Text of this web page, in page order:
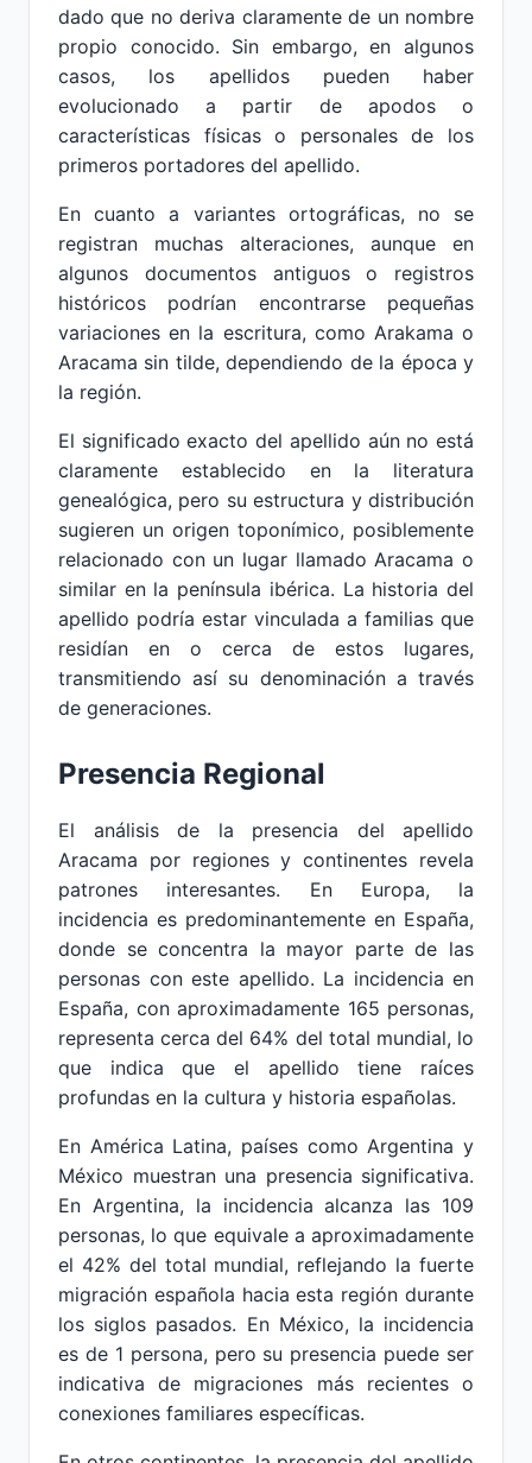
dado que no deriva claramente de un nombre
propio conocido. Sin embargo, en algunos
casos, los apellidos pueden haber
evolucionado a partir de apodos o
características físicas o personales de los
primeros portadores del apellido.
En cuanto a variantes ortográficas, no se
registran muchas alteraciones, aunque en
algunos documentos antiguos o registros
históricos podrían encontrarse pequeñas
variaciones en la escritura, como Arakama o
Aracama sin tilde, dependiendo de la época y
la región.
El significado exacto del apellido aún no está
claramente establecido en la literatura
genealógica, pero su estructura y distribución
sugieren un origen toponímico, posiblemente
relacionado con un lugar llamado Aracama o
similar en la península ibérica. La historia del
apellido podría estar vinculada a familias que
residían en o cerca de estos lugares,
transmitiendo así su denominación a través
de generaciones.
Presencia Regional
El análisis de la presencia del apellido
Aracama por regiones y continentes revela
patrones interesantes. En Europa, la
incidencia es predominantemente en España,
donde se concentra la mayor parte de las
personas con este apellido. La incidencia en
España, con aproximadamente 165 personas,
representa cerca del 64% del total mundial, lo
que indica que el apellido tiene raíces
profundas en la cultura y historia españolas.
En América Latina, países como Argentina y
México muestran una presencia significativa.
En Argentina, la incidencia alcanza las 109
personas, lo que equivale a aproximadamente
el 42% del total mundial, reflejando la fuerte
migración española hacia esta región durante
los siglos pasados. En México, la incidencia
es de 1 persona, pero su presencia puede ser
indicativa de migraciones más recientes o
conexiones familiares específicas.